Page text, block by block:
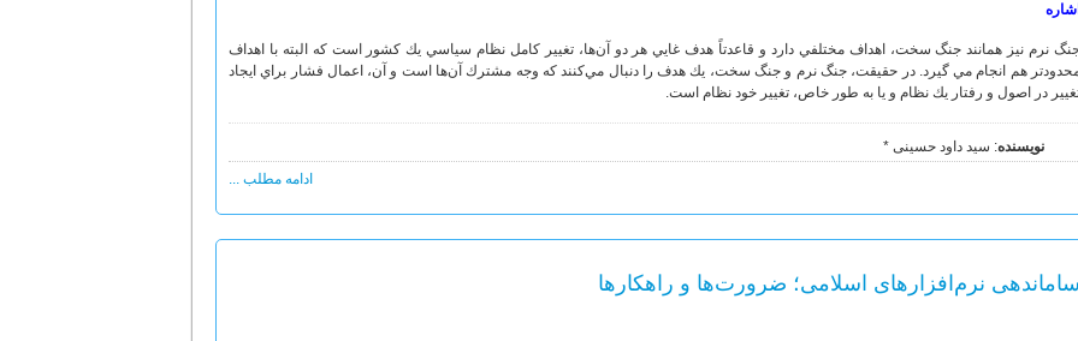
اشاره
نرم نيز همانند جنگ سخت، اهداف مختلفي دارد و قاعدتاً هدف غايي هر دو آن‌ها، تغيير كامل نظام سياسي يك كشور است كه البته با اهداف
هم انجام مي گيرد. در حقيقت، جنگ نرم و جنگ سخت، يك هدف را دنبال مي‌كنند كه وجه مشترك آن‌ها است و آن، اعمال فشار براي ايجاد
در اصول و رفتار يك نظام و يا به طور خاص، تغيير خود نظام است.
نویسنده: سید داود حسینی *
ادامه مطلب ...
ساماندهی نرم‌افزارهای اسلامی؛ ضرورت‌ها و راهکارها